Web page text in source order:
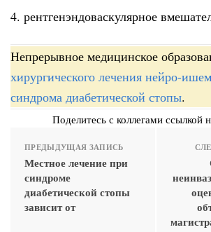
4. рентгенэндоваскулярное
Непрерывное медицинское
хирургического лечения нейро-
синдрома диабетической стопы.
Поделитесь с коллегами ссылкой
ПРЕДЫДУЩАЯ ЗАПИСЬ
Местное лечение при
синдроме
диабетической стопы
зависит от